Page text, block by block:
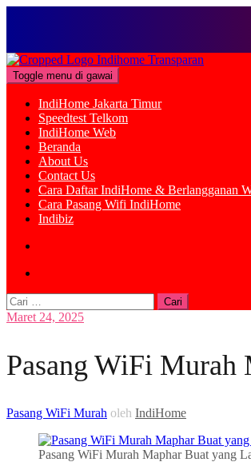
Loncat
ke
konten
Toggle menu di gawai
IndiHome Jakarta Timur
Speedtest Telkom
IndiHome Web
Beranda
About Us
Contact Us
Cara Daftar IndiHome & Berlangganan
Cara Pasang Wifi IndiHome
Indibiz
Cari
untuk:
Maret 24, 2025
Pasang WiFi Murah
Pasang WiFi Murah oleh IndiHome
Pasang WiFi Murah Maphar Buat yang